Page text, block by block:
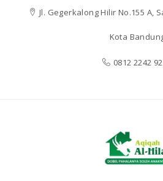
Jl. Gegerkalong Hilir No.155 A,
Kota
0812 2242